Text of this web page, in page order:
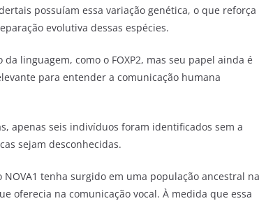
possuíam essa variação genética, o que reforça
evolutiva dessas espécies.
linguagem, como o FOXP2, mas seu papel ainda é
para entender a comunicação humana
apenas seis indivíduos foram identificados sem a
sejam desconhecidas.
tenha surgido em uma população ancestral na
oferecia na comunicação vocal. À medida que essa